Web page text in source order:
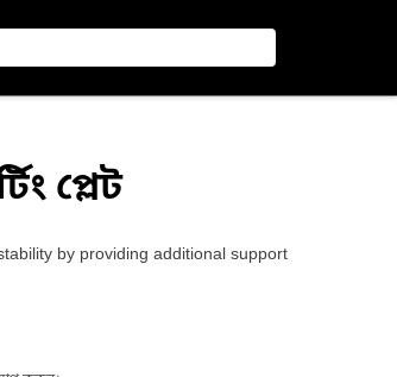
প্লেট
by providing additional support